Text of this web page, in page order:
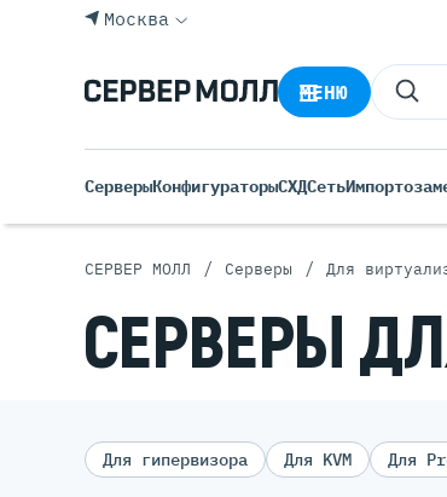
Москва
МЕНЮ
СерверыКонфигураторыСХДСеть
СЕРВЕР МОЛЛ / Серверы / Для
СЕРВЕРЫ
Для гипервизора Для KVM Для